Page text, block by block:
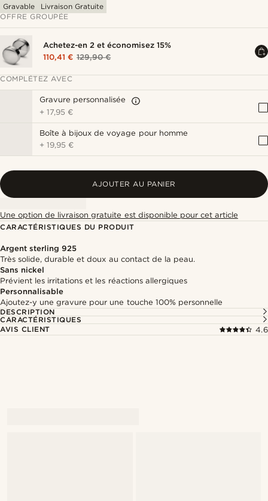
Gravable
Livraison Gratuite
OFFRE GROUPÉE
Achetez-en 2 et économisez 15%
110,41 € 129,90 €
COMPLÉTEZ AVEC
Gravure personnalisée
+17,95 €
Boîte à bijoux de voyage pour homme
+19,95 €
AJOUTER AU PANIER
Une option de livraison gratuite est disponible pour cet article
CARACTÉRISTIQUES DU PRODUIT
Argent sterling 925
Très solide, durable et doux au contact de la peau.
Sans nickel
Prévient les irritations et les réactions allergiques
Personnalisable
Ajoutez-y une gravure pour une touche 100% personnelle
DESCRIPTION
CARACTÉRISTIQUES
AVIS CLIENT
4.6